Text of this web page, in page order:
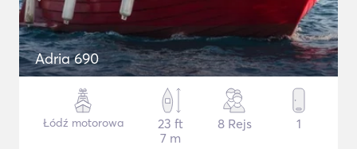
Adria 690
Łódź motorowa
23 ft
7 m
8 Rejs 1